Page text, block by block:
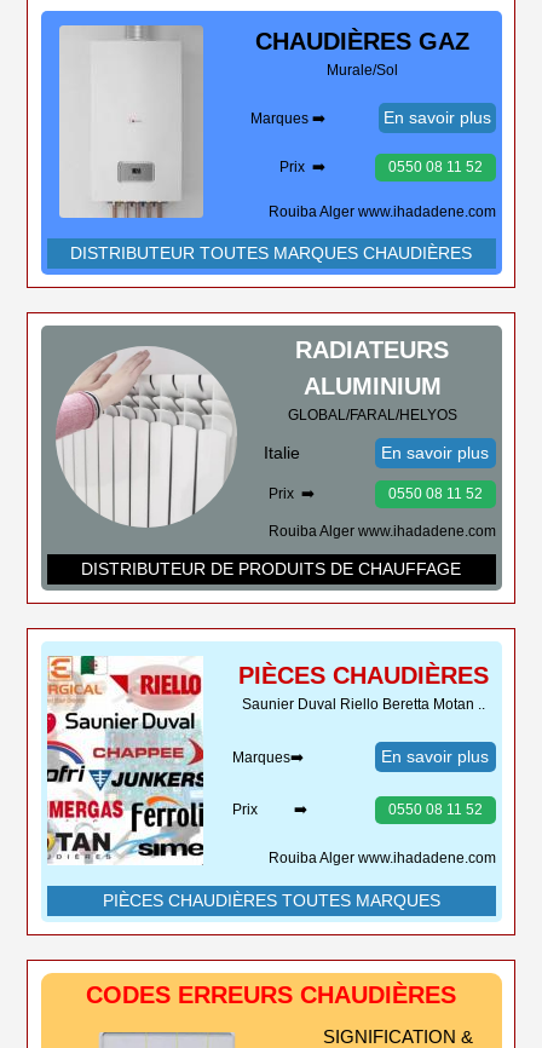
CHAUDIÈRES GAZ
Murale/Sol
Marques ➡️ En savoir plus
Prix ➡️ 0550 08 11 52
Rouiba Alger www.ihadadene.com
DISTRIBUTEUR TOUTES MARQUES CHAUDIÈRES
RADIATEURS
ALUMINIUM
GLOBAL/FARAL/HELYOS
Italie En savoir plus
Prix ➡️ 0550 08 11 52
Rouiba Alger www.ihadadene.com
DISTRIBUTEUR DE PRODUITS DE CHAUFFAGE
PIÈCES CHAUDIÈRES
Saunier Duval Riello Beretta Motan ..
Marques➡️ En savoir plus
Prix ➡️ 0550 08 11 52
Rouiba Alger www.ihadadene.com
PIÈCES CHAUDIÈRES TOUTES MARQUES
CODES ERREURS CHAUDIÈRES
SIGNIFICATION &